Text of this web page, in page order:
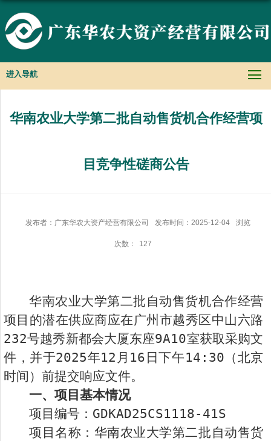
进入导航
华南农业大学第二批自动售货机合作经营项
目竞争性磋商公告
发布者：广东华农大资产经营有限公司 发布时间：2025-12-04 浏览
次数： 127
华南农业大学第二批自动售货机合作经营
项目的潜在供应商应在广州市越秀区中山六路
232号越秀新都会大厦东座9A10室获取采购文
件，并于2025年12月16日下午14:30（北京
时间）前提交响应文件。
一、项目基本情况
项目编号：GDKAD25CS1118-41S
项目名称：华南农业大学第二批自动售货